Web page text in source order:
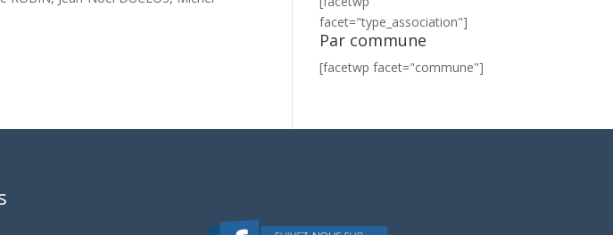
facet="type_association"]
Par commune
[facetwp facet="commune"]